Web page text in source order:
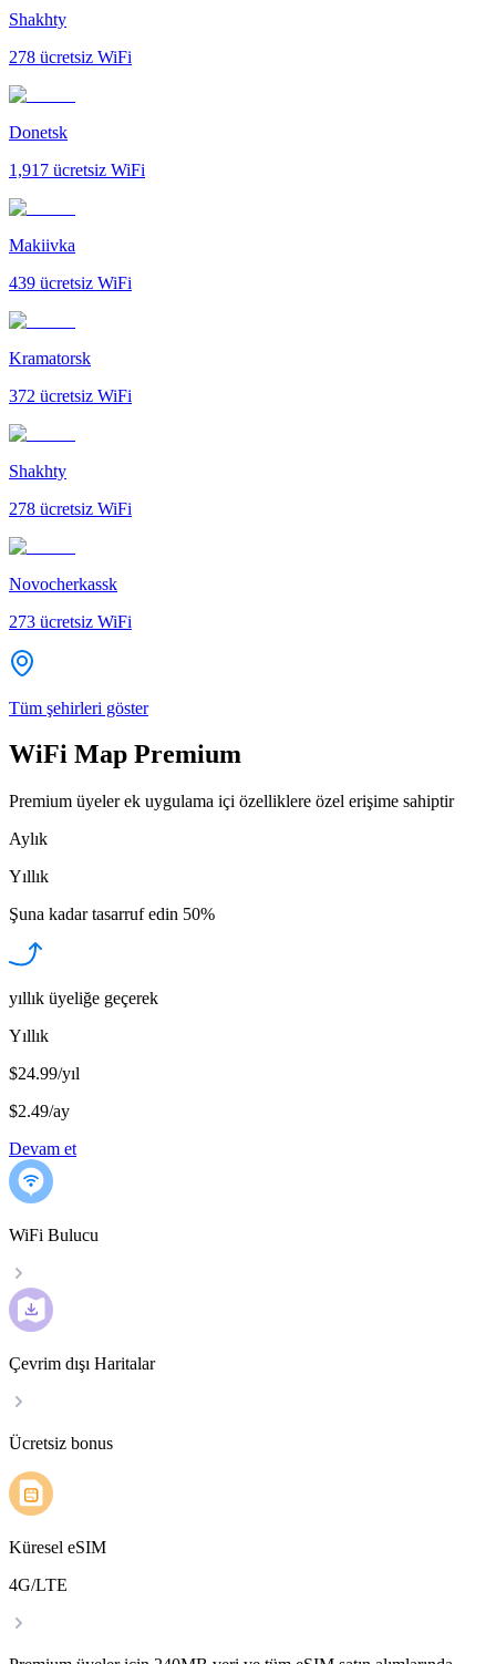
Shakhty
278 ücretsiz WiFi
Donetsk
1,917 ücretsiz WiFi
Makiivka
439 ücretsiz WiFi
Kramatorsk
372 ücretsiz WiFi
Shakhty
278 ücretsiz WiFi
Novocherkassk
273 ücretsiz WiFi
Tüm şehirleri göster
WiFi Map Premium
Premium üyeler ek uygulama içi özelliklere özel erişime sahiptir
Aylık
Yıllık
Şuna kadar tasarruf edin 50%
yıllık üyeliğe geçerek
Yıllık
$24.99/yıl
$2.49/ay
Devam et
WiFi Bulucu
Çevrim dışı Haritalar
Ücretsiz bonus
Küresel eSIM
4G/LTE